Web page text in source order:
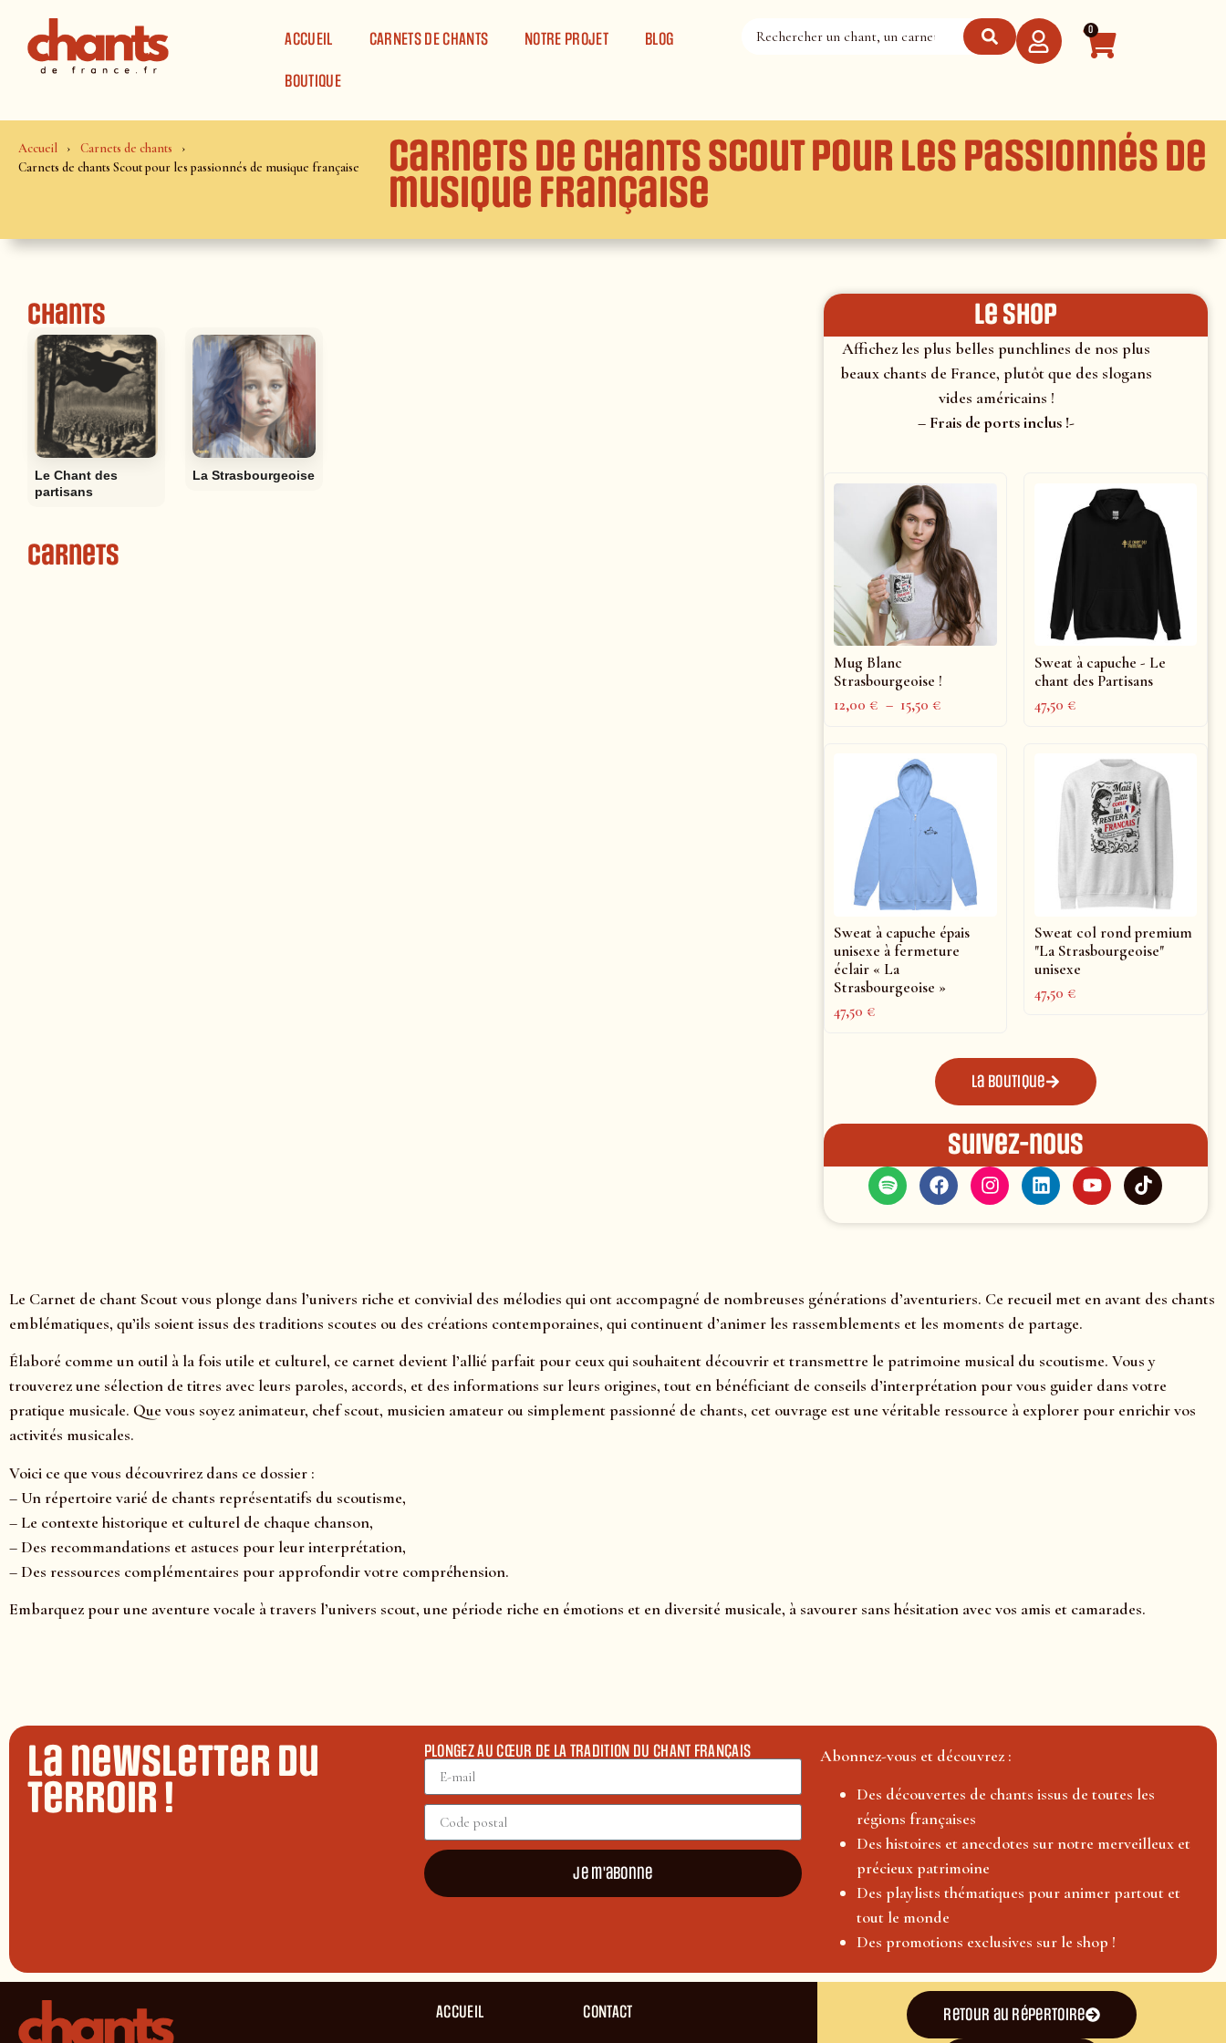
ACCUEIL
CARNETS DE CHANTS NOTRE PROJET BLOG
BOUTIQUE
0
Accueil
Carnets de chants
Carnets de chants Scout pour les passionnés de musique française
Carnets de chants Scout pour les passionnés de
musique française
Chants
Le Chant des
partisans
La Strasbourgeoise
Carnets
le shop
Affichez les plus belles punchlines de nos plus
beaux chants de France, plutôt que des slogans
vides américains !
– Frais de ports inclus !-
Mug Blanc
Strasbourgeoise !
12,00€ – 15,50€
Sweat à capuche - Le
chant des Partisans
47,50€
Sweat à capuche épais
unisexe à fermeture
éclair « La
Strasbourgeoise »
47,50€
Sweat col rond premium
"La Strasbourgeoise"
unisexe
47,50€
La boutique
Suivez-nous
Le Carnet de chant Scout vous plonge dans l’univers riche et convivial des mélodies qui ont accompagné de nombreuses générations d’aventuriers. Ce recueil met en avant des chants
emblématiques, qu’ils soient issus des traditions scoutes ou des créations contemporaines, qui continuent d’animer les rassemblements et les moments de partage.
Élaboré comme un outil à la fois utile et culturel, ce carnet devient l’allié parfait pour ceux qui souhaitent découvrir et transmettre le patrimoine musical du scoutisme. Vous y
trouverez une sélection de titres avec leurs paroles, accords, et des informations sur leurs origines, tout en bénéficiant de conseils d’interprétation pour vous guider dans votre
pratique musicale. Que vous soyez animateur, chef scout, musicien amateur ou simplement passionné de chants, cet ouvrage est une véritable ressource à explorer pour enrichir vos
activités musicales.
Voici ce que vous découvrirez dans ce dossier :
– Un répertoire varié de chants représentatifs du scoutisme,
– Le contexte historique et culturel de chaque chanson,
– Des recommandations et astuces pour leur interprétation,
– Des ressources complémentaires pour approfondir votre compréhension.
Embarquez pour une aventure vocale à travers l’univers scout, une période riche en émotions et en diversité musicale, à savourer sans hésitation avec vos amis et camarades.
La newsletter du
terroir !
PLONGEZ AU CŒUR DE LA TRADITION DU CHANT FRANÇAIS
Je m'abonne
Abonnez-vous et découvrez :
Des découvertes de chants issus de toutes les
régions françaises
Des histoires et anecdotes sur notre merveilleux et
précieux patrimoine
Des playlists thématiques pour animer partout et
tout le monde
Des promotions exclusives sur le shop !
ACCUEIL CONTACT Retour au répertoire